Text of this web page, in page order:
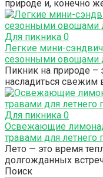
природе и, конечно
Для пикника 0
Легкие мини-
сезонными овощами
Пикник на природе –
насладиться
Для пикника 0
Освежающие
травами для летнего
Лето — это время
долгожданных
Поиск